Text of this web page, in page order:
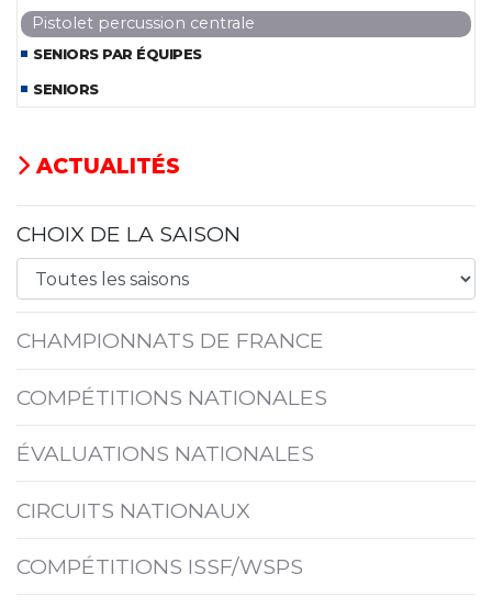
Pistolet percussion centrale
SENIORS PAR ÉQUIPES
SENIORS
ACTUALITÉS
CHOIX DE LA SAISON
CHAMPIONNATS DE FRANCE
COMPÉTITIONS NATIONALES
ÉVALUATIONS NATIONALES
CIRCUITS NATIONAUX
COMPÉTITIONS ISSF/WSPS